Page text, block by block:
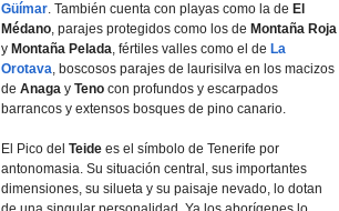
Güímar. También cuenta con playas como la de El
Médano, parajes protegidos como los de Montaña Roja
y Montaña Pelada, fértiles valles como el de La
Orotava, boscosos parajes de laurisilva en los macizos
de Anaga y Teno con profundos y escarpados
barrancos y extensos bosques de pino canario.
El Pico del Teide es el símbolo de Tenerife por
antonomasia. Su situación central, sus importantes
dimensiones, su silueta y su paisaje nevado, lo dotan